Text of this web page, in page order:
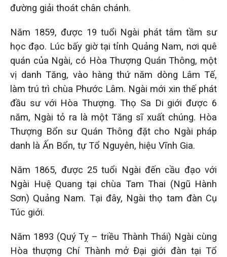
đường giải thoát chân chánh.
Năm 1859, được 19 tuổi Ngài phát tâm tầm sư
học đạo. Lúc bấy giờ tại tỉnh Quảng Nam, nơi quê
quán của Ngài, có Hòa Thượng Quán Thông, một
vị danh Tăng, vào hàng thứ năm dòng Lâm Tế,
làm trú trì chùa Phước Lâm. Ngài mới xin thế phát
đầu sư với Hòa Thượng. Thọ Sa Di giới được 6
năm, Ngài tỏ ra là một Tăng sĩ xuất chúng. Hòa
Thượng Bổn sư Quán Thông đặt cho Ngài pháp
danh là Ấn Bổn, tự Tổ Nguyên, hiệu Vĩnh Gia.
Năm 1865, được 25 tuổi Ngài đến cầu đạo với
Ngài Huệ Quang tại chùa Tam Thai (Ngũ Hành
Sơn) Quảng Nam. Tại đây, Ngài thọ tam đàn Cụ
Túc giới.
Năm 1893 (Quý Tỵ – triều Thành Thái) Ngài cùng
Hòa thượng Chí Thành mở Đại giới đàn tại Tổ